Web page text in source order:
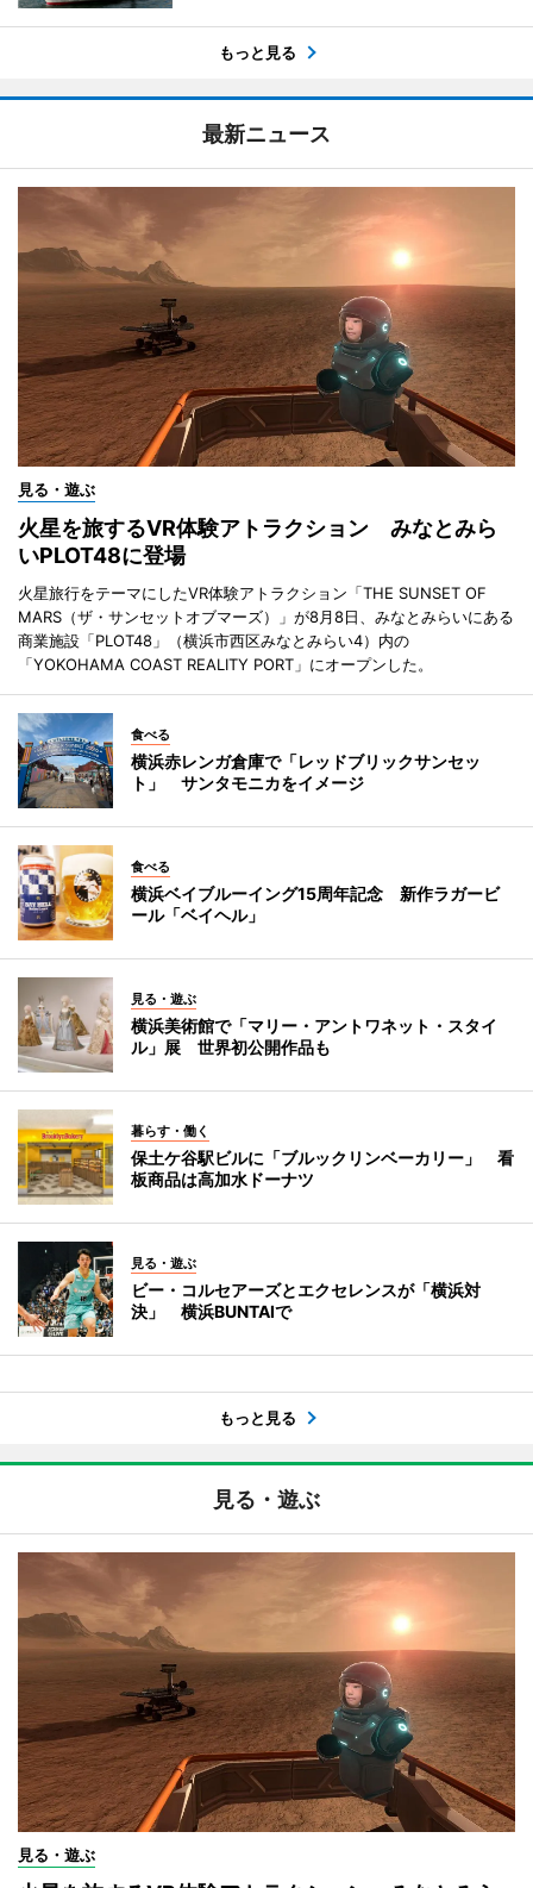
もっと見る
最新ニュース
見る・遊ぶ
火星を旅するVR体験アトラクション みなとみら
いPLOT48に登場
火星旅行をテーマにしたVR体験アトラクション「THE SUNSET OF
MARS（ザ・サンセットオブマーズ）」が8月8日、みなとみらいにある
商業施設「PLOT48」（横浜市西区みなとみらい4）内の
「YOKOHAMA COAST REALITY PORT」にオープンした。
食べる
横浜赤レンガ倉庫で「レッドブリックサンセッ
ト」 サンタモニカをイメージ
食べる
横浜ベイブルーイング15周年記念 新作ラガービ
ール「ベイヘル」
見る・遊ぶ
横浜美術館で「マリー・アントワネット・スタイ
ル」展 世界初公開作品も
暮らす・働く
保土ケ谷駅ビルに「ブルックリンベーカリー」 看
板商品は高加水ドーナツ
見る・遊ぶ
ビー・コルセアーズとエクセレンスが「横浜対
決」 横浜BUNTAIで
もっと見る
見る・遊ぶ
見る・遊ぶ